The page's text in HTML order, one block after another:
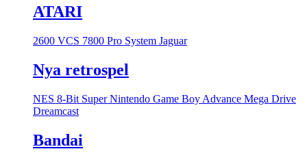
ATARI
2600 VCS 7800 Pro System Jaguar
Nya retrospel
NES 8-Bit Super Nintendo Game Boy Advance Mega Drive
Dreamcast
Bandai